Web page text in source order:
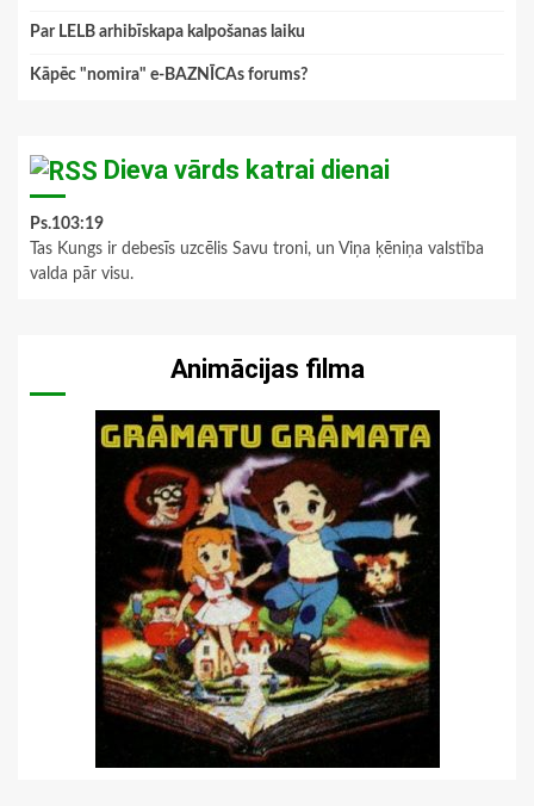
Par LELB arhibīskapa kalpošanas laiku
Kāpēc "nomira" e-BAZNĪCAs forums?
Dieva vārds katrai dienai
Ps.103:19
Tas Kungs ir debesīs uzcēlis Savu troni, un Viņa ķēniņa valstība
valda pār visu.
Animācijas filma